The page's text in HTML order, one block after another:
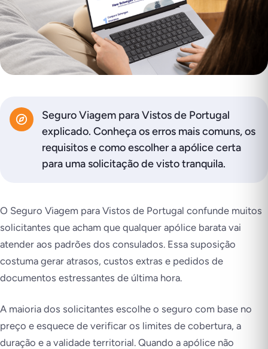
Seguro Viagem para Vistos de Portugal
explicado. Conheça os erros mais comuns, os
requisitos e como escolher a apólice certa
para uma solicitação de visto tranquila.
O Seguro Viagem para Vistos de Portugal confunde muitos
solicitantes que acham que qualquer apólice barata vai
atender aos padrões dos consulados. Essa suposição
costuma gerar atrasos, custos extras e pedidos de
documentos estressantes de última hora.
A maioria dos solicitantes escolhe o seguro com base no
preço e esquece de verificar os limites de cobertura, a
duração e a validade territorial. Quando a apólice não